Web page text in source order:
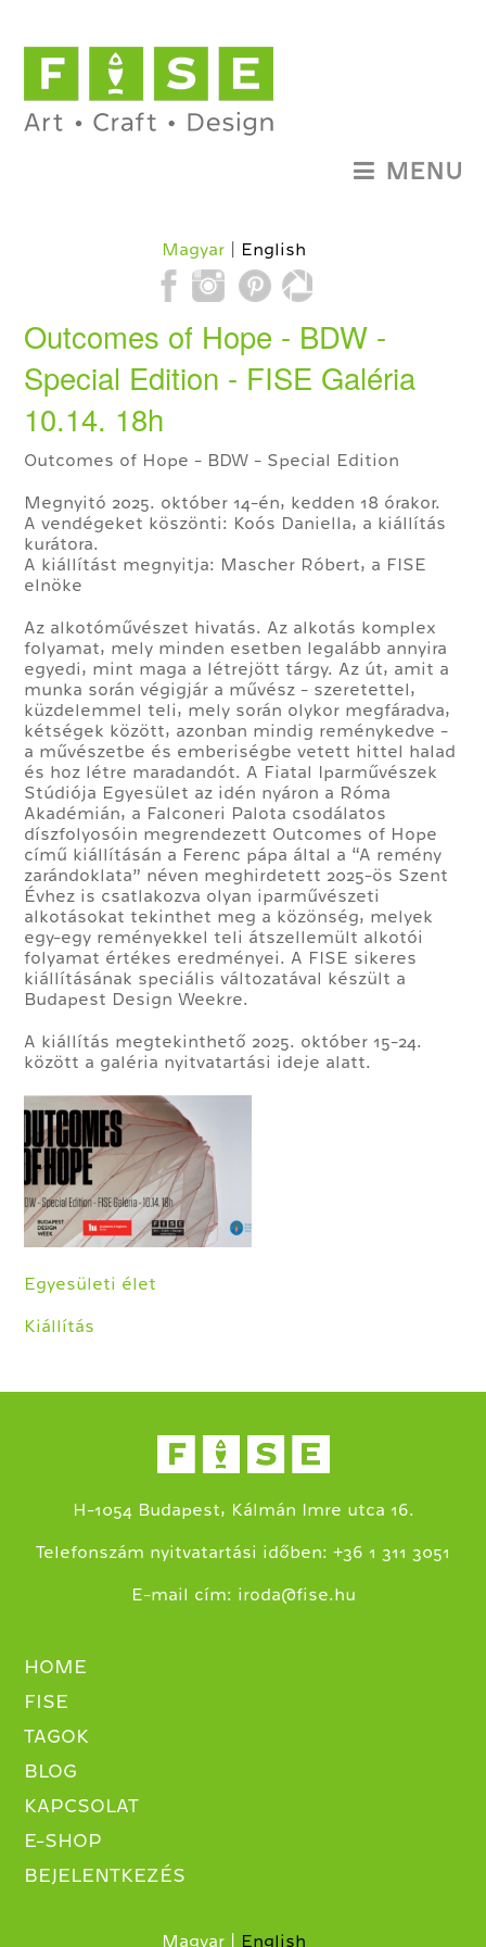
Magyar English
MENU
Outcomes of Hope - BDW -
Special Edition - FISE Galéria
10.14. 18h
Outcomes of Hope - BDW - Special Edition
Megnyitó 2025. október 14-én, kedden 18 órakor.
A vendégeket köszönti: Koós Daniella, a kiállítás
kurátora.
A kiállítást megnyitja: Mascher Róbert, a FISE
elnöke
Az alkotóművészet hivatás. Az alkotás komplex
folyamat, mely minden esetben legalább annyira
egyedi, mint maga a létrejött tárgy. Az út, amit a
munka során végigjár a művész - szeretettel,
küzdelemmel teli, mely során olykor megfáradva,
kétségek között, azonban mindig reménykedve -
a művészetbe és emberiségbe vetett hittel halad
és hoz létre maradandót. A Fiatal Iparművészek
Stúdiója Egyesület az idén nyáron a Róma
Akadémián, a Falconeri Palota csodálatos
díszfolyosóin megrendezett Outcomes of Hope
című kiállításán a Ferenc pápa által a “A remény
zarándoklata” néven meghirdetett 2025-ös Szent
Évhez is csatlakozva olyan iparművészeti
alkotásokat tekinthet meg a közönség, melyek
egy-egy reményekkel teli átszellemült alkotói
folyamat értékes eredményei. A FISE sikeres
kiállításának speciális változatával készült a
Budapest Design Weekre.
A kiállítás megtekinthető 2025. október 15-24.
között a galéria nyitvatartási ideje alatt.
Egyesületi élet
Kiállítás
H-1054 Budapest, Kálmán Imre utca 16.
Telefonszám nyitvatartási időben: +36 1 311 3051
E-mail cím: iroda@fise.hu
HOME
FISE
TAGOK
BLOG
KAPCSOLAT
E-SHOP
BEJELENTKEZÉS
Magyar English